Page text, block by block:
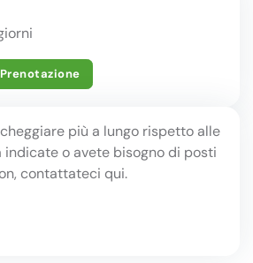
Prenotazione
più a lungo rispetto alle
indicate o avete bisogno di posti
contattateci qui.